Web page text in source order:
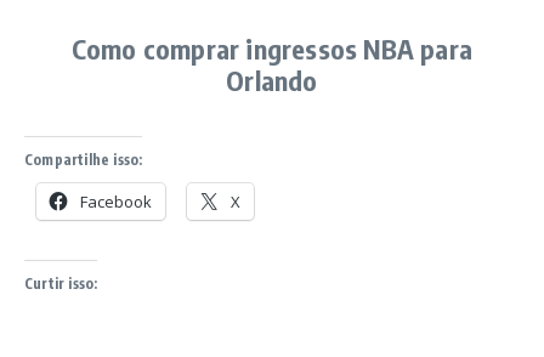
Como comprar ingressos NBA para
Orlando
Compartilhe isso:
Facebook X
Curtir isso: